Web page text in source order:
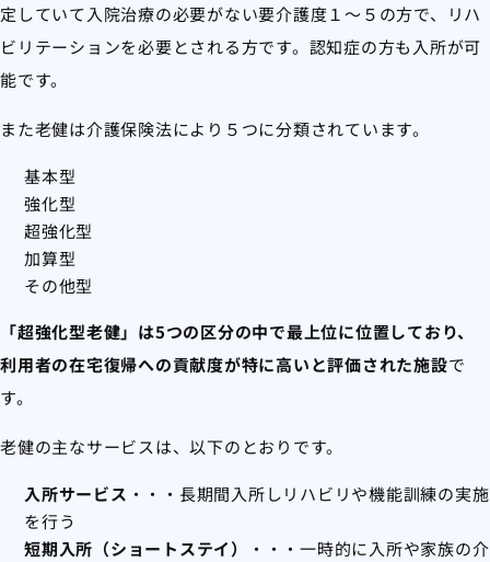
定していて入院治療の必要がない要介護度１～５の方で、リハ
ビリテーションを必要とされる方です。認知症の方も入所が可
能です。
また老健は介護保険法により５つに分類されています。
基本型
強化型
超強化型
加算型
その他型
「超強化型老健」は5つの区分の中で最上位に位置しており、
利用者の在宅復帰への貢献度が特に高いと評価された施設で
す。
老健の主なサービスは、以下のとおりです。
入所サービス ・・・長期間入所しリハビリや機能訓練の実施
を行う
短期入所（ショートステイ）
・・・一時的に入所や家族の介